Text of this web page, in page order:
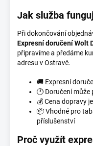
Jak služba
Při dokončování
Expresní doručení Wolt
připravíme a předáme
adresu v Ostravě.
🚚 Expresní
🕐 Doručení
💰 Cena dopravy
📦 Vhodné pro
příslušenství
Proč využít